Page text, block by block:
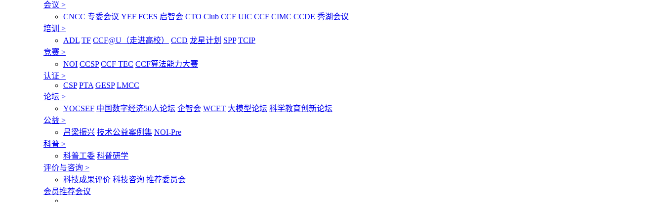
会议 >
CNCC 专委会议 YEF FCES 启智会 CTO Club CCF UIC CCF CIMC CCDE 秀湖会议
培训 >
ADL TF CCF@U（走进高校） CCD 龙星计划 SPP TCIP
竞赛 >
NOI CCSP CCF TEC CCF算法能力大赛
认证 >
CSP PTA GESP LMCC
论坛 >
YOCSEF 中国数字经济50人论坛 企智会 WCET 大模型论坛 科学教育创新论坛
公益 >
吕梁振兴 技术公益案例集 NOI-Pre
科普 >
科普工委 科普研学
评价与咨询 >
科技成果评价 科技咨询 推荐委员会
会员推荐会议